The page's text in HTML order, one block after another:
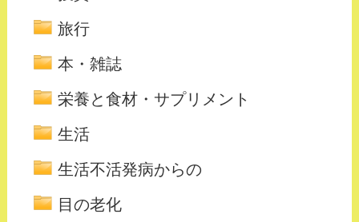
旅行
本・雑誌
栄養と食材・サプリメント
生活
生活不活発病からの
目の老化